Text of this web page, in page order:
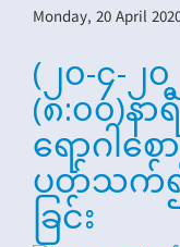
Monday, 20 April
(၂၀-၄-၂
(၈:၀၀)နာ
ရောဂါစ
ပတ်သက်
ခြင်း